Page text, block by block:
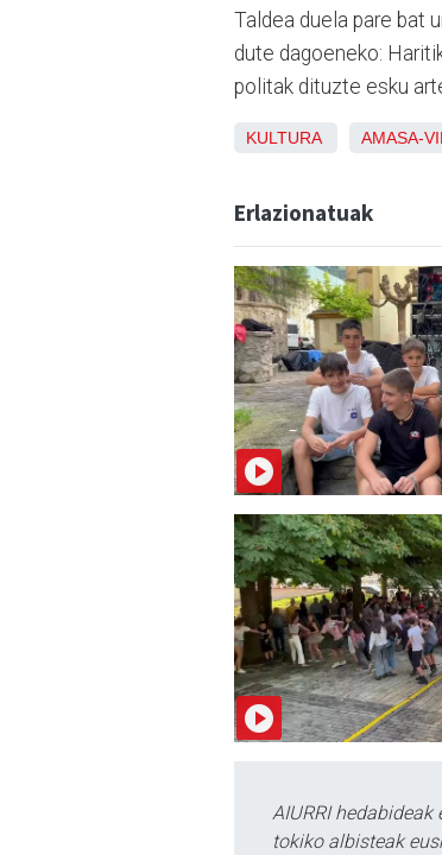
Taldea duela pare bat
dute dagoeneko:
politak dituzte esku
KULTURA AMASA-
Erlazionatuak
AIURRI
tokiko albisteak